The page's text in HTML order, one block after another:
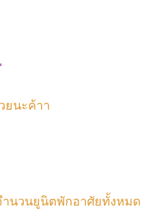
ยนะค้าา
ำนวนยูนิตพักอาศัยทั้งหมด